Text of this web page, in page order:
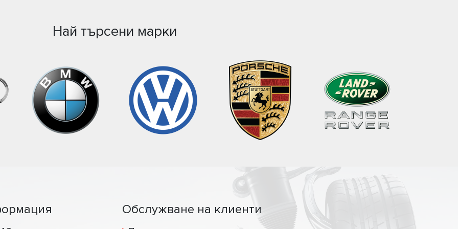
Най търсени марки
Обслужване на клиенти